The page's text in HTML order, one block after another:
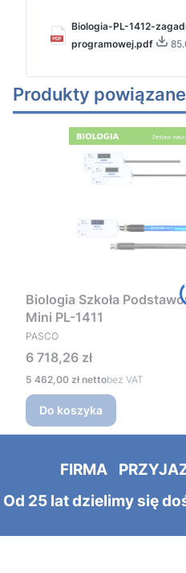
Biologia-PL-1412-
programowej.pdf
Produkty powiązane
Biologia Szkoła
Mini PL-1411
PRODUCENT
PASCO
Cena
6 718,26 zł
Cena
5 462,00 zł bez VAT
Do koszyka
FIRMA
Od 25 lat dzielimy się